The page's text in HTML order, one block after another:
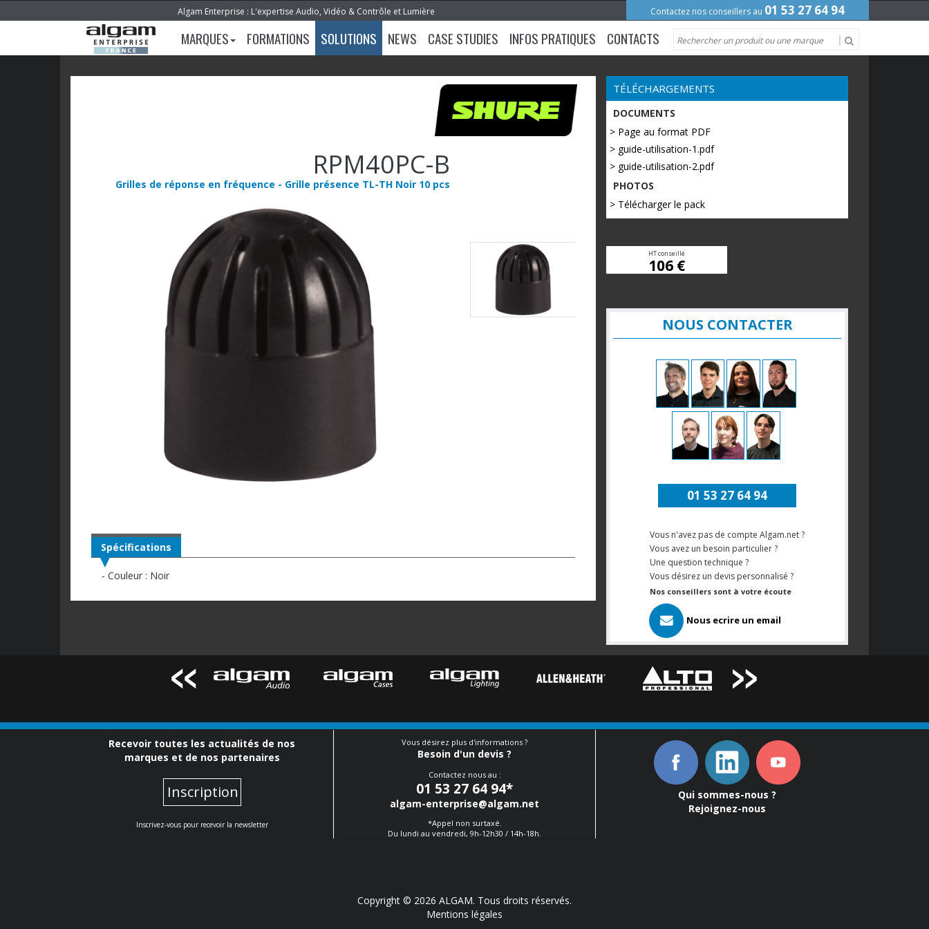
Algam Enterprise : L'expertise Audio, Vidéo & Contrôle et Lumière Contactez nos conseillers au 01 53 27 64 94
MARQUES FORMATIONS SOLUTIONS NEWS CASE STUDIES INFOS PRATIQUES CONTACTS
RPM40PC-B
Grilles de réponse en fréquence - Grille présence TL-TH Noir 10 pcs
Spécifications
- Couleur : Noir
TÉLÉCHARGEMENTS
DOCUMENTS
> Page au format PDF
> guide-utilisation-1.pdf
> guide-utilisation-2.pdf
PHOTOS
> Télécharger le pack
HT conseillé
106 €
NOUS CONTACTER
01 53 27 64 94
Vous n'avez pas de compte Algam.net ?
Vous avez un besoin particulier ?
Une question technique ?
Vous désirez un devis personnalisé ?
Nos conseillers sont à votre écoute
Nous ecrire un email
Recevoir toutes les actualités de nos
marques et de nos partenaires
Inscription
Inscrivez-vous pour recevoir la newsletter
Vous désirez plus d'informations ?
Besoin d'un devis ?
Contactez nous au :
01 53 27 64 94*
algam-enterprise@algam.net
*Appel non surtaxé.
Du lundi au vendredi, 9h-12h30 / 14h-18h.
Qui sommes-nous ?
Rejoignez-nous
Copyright © 2026 ALGAM. Tous droits réservés.
Mentions légales